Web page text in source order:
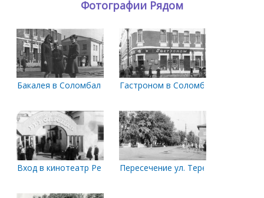
Фотографии Рядом
Бакалея в Соломбале Гастроном в Соломбале.
Вход в кинотеатр РеволюцияПересечение ул. Терехина и ул.